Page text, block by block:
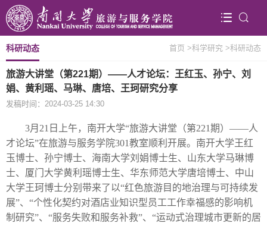
首页 >科学研究 >科研动态
科研动态
旅游大讲堂（第221期）——人才论坛：王红玉、孙宁、刘
娟、黄利瑶、马琳、唐培、王珂研究分享
发稿时间：2024-03-25 14:30
3月 21 日上午，南开大学“旅游大讲堂（第221期）——人
才论坛”在旅游与服务学院301教室顺利开展。南开大学王红
玉博士、孙宁博士、海南大学刘娟博士生、 山东大学马琳博
士、厦门大学黄利瑶博士生、华东师范大学唐培博士、中山
大学王珂博士分别带来了以“红色旅游目的地治理与可持续发
展”、“个性化契约对酒店业知识型员工工作幸福感的影响机
制研究”、“服务失败和服务补救”、“运动式治理城市更新的居